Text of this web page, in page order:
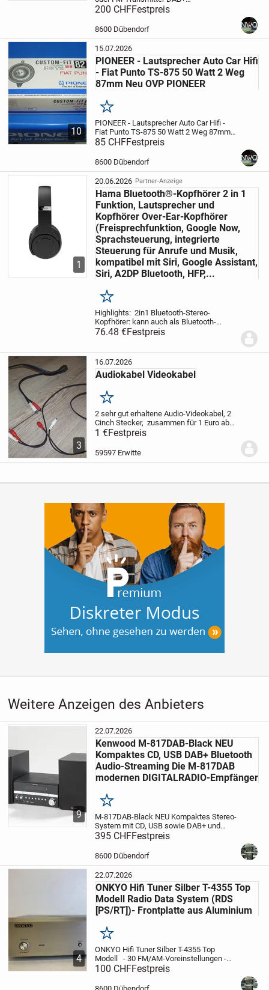
Radioempfänger
Eigenschaften• ...
200 CHFFestpreis
8600 Dübendorf
10
15.07.2026
PIONEER - Lautsprecher Auto Car Hifi
- Fiat Punto TS-875 50 Watt 2 Weg
87mm Neu OVP PIONEER
Merken
PIONEER - LautsprecherAuto Car Hifi -
Fiat Punto TS-875 50 Watt 2 Weg 87mm
Neu OVPPIONEER Wir senden auch per
Post zu Fr. 16.50 Porto Verpackung
HandlingKonto Daten im end Bild
PIONEER...
85 CHFFestpreis
8600 Dübendorf
1
20.06.2026 Partner-Anzeige
Hama Bluetooth®-Kopfhörer 2 in 1
Funktion, Lautsprecher und
Kopfhörer Over-Ear-Kopfhörer
(Freisprechfunktion, Google Now,
Sprachsteuerung, integrierte
Steuerung für Anrufe und Musik,
kompatibel mit Siri, Google Assistant,
Siri, A2DP Bluetooth, HFP,...
Merken
Highlights: 2in1 Bluetooth-Stereo-
Kopfhörer: kann auch als Bluetooth-
Lautsprecher genutzt werden Innovativer
Kopfhörer mit Doppel-Funktion: einfach
schon...
76.48 €Festpreis
3
16.07.2026
Audiokabel Videokabel
Merken
2 sehr gut erhaltene Audio-Videokabel, 2
Cinch Stecker, zusammen für 1 Euro ab
Erwitte abzugeben.
Aufpreis möglich.
1 €Festpreis
59597 Erwitte
Weitere Anzeigen des Anbieters
9
22.07.2026
Kenwood M-817DAB-Black NEU
Kompaktes CD, USB DAB+ Bluetooth
Audio-Streaming Die M-817DAB
modernen DIGITALRADIO-Empfänger
Merken
M-817DAB-Black NEU Kompaktes Stereo-
System mit CD, USB sowie DAB+ und
Bluetooth Audio-Streaming
ist mit einem modernen DIGITALRADIO-
Empfänger ausgestattet und ermöglicht
395 CHFFestpreis
8600 Dübendorf
4
22.07.2026
ONKYO Hifi Tuner Silber T-4355 Top
Modell Radio Data System (RDS
[PS/RT])- Frontplatte aus Aluminium
Merken
ONKYO Hifi Tuner Silber T-4355 Top
Modell
- 30 FM/AM-Voreinstellungen-
Automatische Voreinstellung zum
automatischen Scannen und Speichern
von bis zu 20 FM/10 AM-Sendern
100 CHFFestpreis